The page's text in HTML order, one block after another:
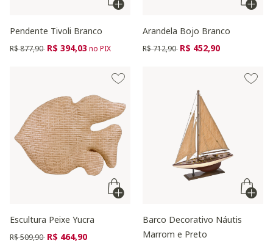
Pendente Tivoli Branco
Preço reduzido de
R$ 877,90 para
R$ 394,03no PIX
Arandela Bojo Branco
Preço reduzido de
R$ 712,90 para
R$ 452,90
Escultura Peixe Yucra
Preço reduzido de
R$ 509,90 para
R$ 464,90
Barco Decorativo Náutis
Marrom e Preto